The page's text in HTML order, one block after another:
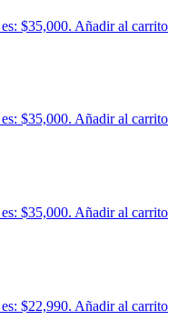
$35,000. Añadir al carrito
$35,000. Añadir al carrito
$35,000. Añadir al carrito
$22,990. Añadir al carrito